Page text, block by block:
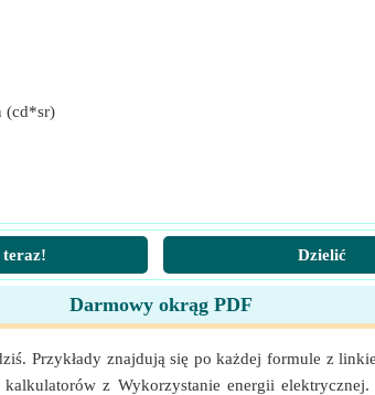
(cd*sr)
teraz! Dzielić
Darmowy okrąg PDF
Przykłady znajdują się po każdej formule z
z Wykorzystanie energii